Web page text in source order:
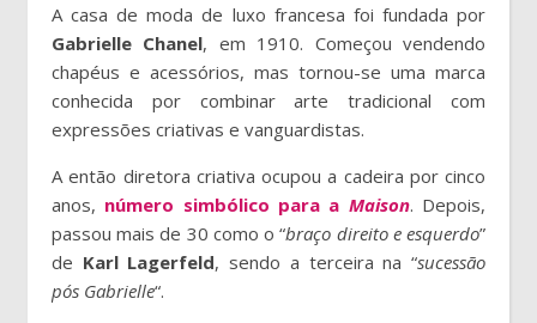
A casa de moda de luxo francesa foi fundada por
Gabrielle Chanel, em 1910. Começou vendendo
chapéus e acessórios, mas tornou-se uma marca
conhecida por combinar arte tradicional com
expressões criativas e vanguardistas.
A então diretora criativa ocupou a cadeira por cinco
anos, número simbólico para a Maison. Depois,
passou mais de 30 como o “braço direito e esquerdo”
de Karl Lagerfeld, sendo a terceira na “sucessão
pós Gabrielle“.